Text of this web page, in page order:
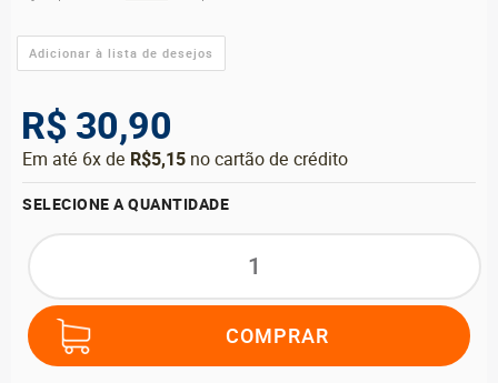
R$ 30,90
Em até 6x de R$5,15 no cartão de crédito
SELECIONE A QUANTIDADE